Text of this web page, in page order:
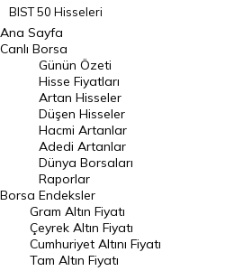
BIST 50 Hisseleri
BIST 100 Hisseleri
En Çok Artan Hisseler
En Çok Düşen Hisseler
Hacmi Artanlar
Geçmiş Kapanışlar
Dünya Borsaları
Raporlar
Endeksler
Ana Sayfa
Canlı Borsa
Borsa
Günün Özeti
Hisse Fiyatları
Artan Hisseler
Düşen Hisseler
Hacmi Artanlar
Adedi Artanlar
Dünya Borsaları
Raporlar
Endeksler
Gram Altın Fiyatı
Çeyrek Altın Fiyatı
Cumhuriyet Altını Fiyatı
Tam Altın Fiyatı